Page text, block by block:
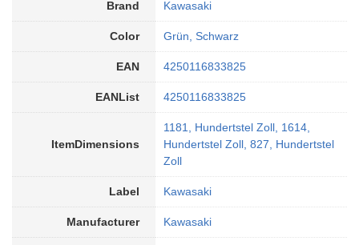
Brand Kawasaki
Color Grün, Schwarz
EAN 4250116833825
EANList 4250116833825
ItemDimensions
1181, Hundertstel Zoll, 1614,
Hundertstel Zoll, 827, Hundertstel
Zoll
Label Kawasaki
Manufacturer Kawasaki